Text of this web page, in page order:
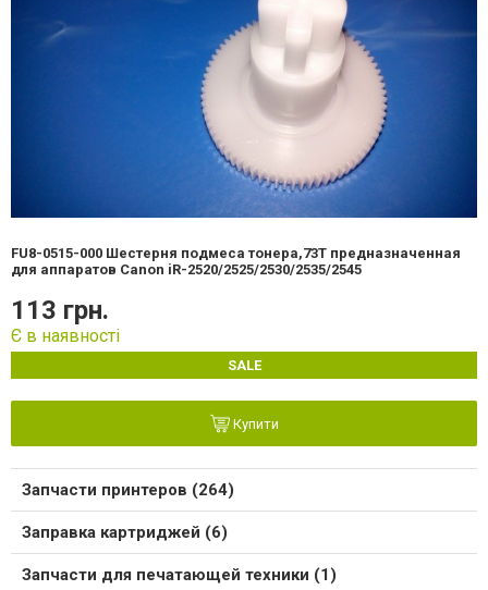
FU8-0515-000 Шестерня подмеса тонера,73T предназначенная
для аппаратов Canon iR-2520/2525/2530/2535/2545
113 грн.
Є в наявності
SALE
Купити
Запчасти принтеров (264)
Заправка картриджей (6)
Запчасти для печатающей техники (1)